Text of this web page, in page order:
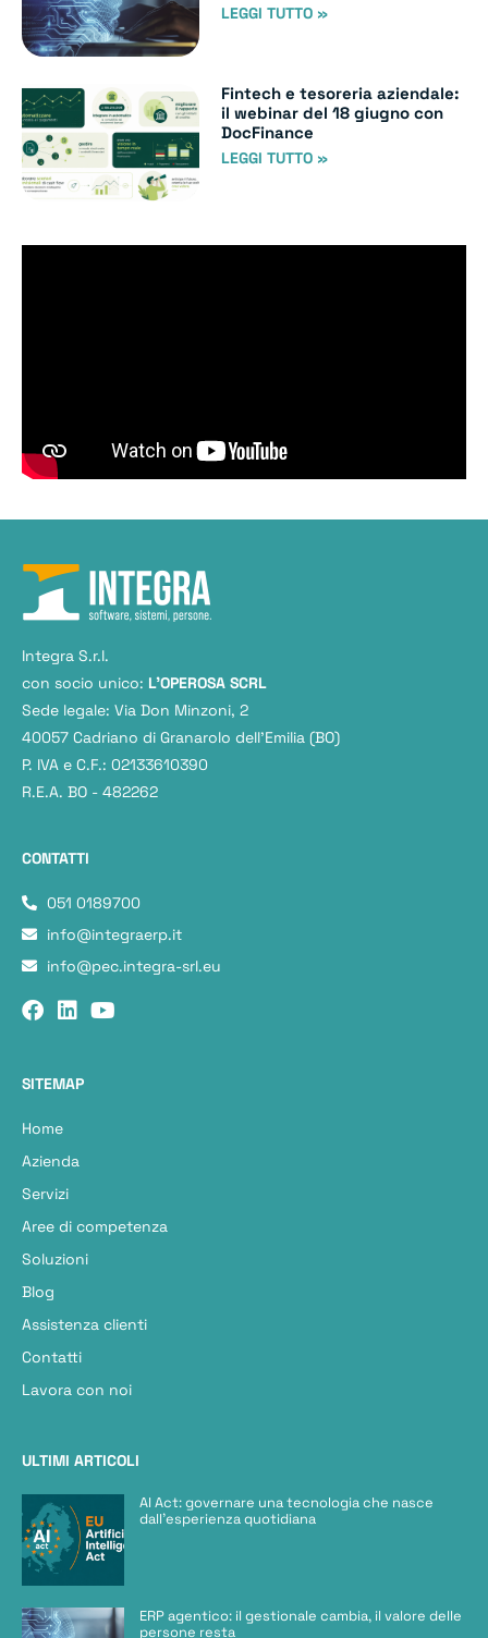
LEGGI TUTTO »
Fintech e tesoreria aziendale:
il webinar del 18 giugno con
DocFinance
LEGGI TUTTO »
Integra S.r.l.
con socio unico: L'OPEROSA SCRL
Sede legale: Via Don Minzoni, 2
40057 Cadriano di Granarolo dell’Emilia (BO)
P. IVA e C.F.: 02133610390
R.E.A. BO - 482262
CONTATTI
051 0189700
info@integraerp.it
info@pec.integra-srl.eu
SITEMAP
Home
Azienda
Servizi
Aree di competenza
Soluzioni
Blog
Assistenza clienti
Contatti
Lavora con noi
ULTIMI ARTICOLI
AI Act: governare una tecnologia che nasce
dall’esperienza quotidiana
ERP agentico: il gestionale cambia, il valore delle
persone resta